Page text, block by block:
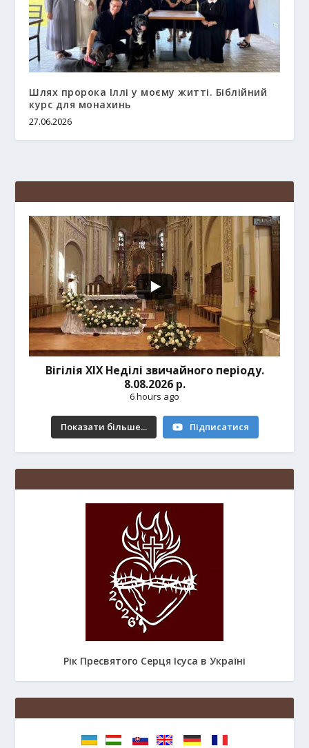
Шлях пророка Іллі у моєму житті. Біблійний
курс для монахинь
27.06.2026
Вігілія ХІХ Неділі звичайного періоду.
8.08.2026 р.
6 hours ago
Показати більше... Підписатися
Рік Пресвятого Серця Ісуса в Україні